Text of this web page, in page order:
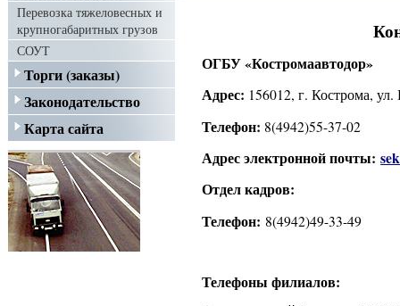
Перевозка тяжеловесных и
крупногабаритных грузов
СОУТ
Торги (заказы)
Законодательство
Карта сайта
ОГБУ «Костромаавтодор»
Адрес: 156012, г. Кострома,
Телефон: 8(4942)55-37-02
Адрес электронной почты:
Отдел кадров:
Телефон: 8(4942)49-33-49
Телефоны филиалов: